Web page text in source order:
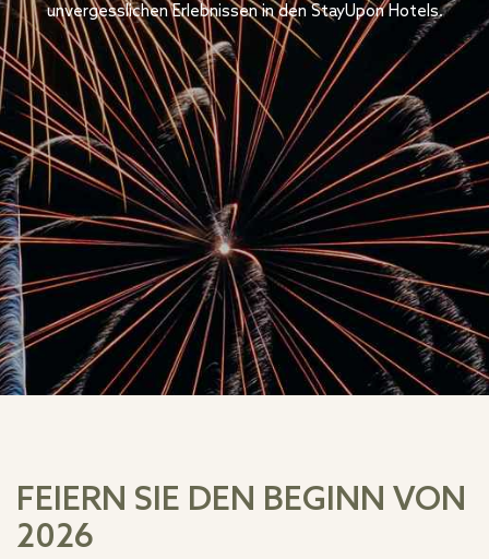
unvergesslichen Erlebnissen in den StayUpon Hotels.
FEIERN SIE DEN BEGINN VON
2026